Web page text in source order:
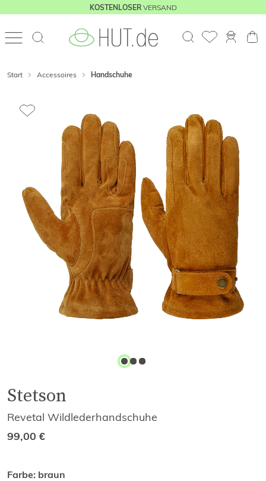
KOSTENLOSERVERSAND
Start Accessoires Handschuhe
Stetson
Revetal Wildlederhandschuhe
99,00 €
Farbe: braun